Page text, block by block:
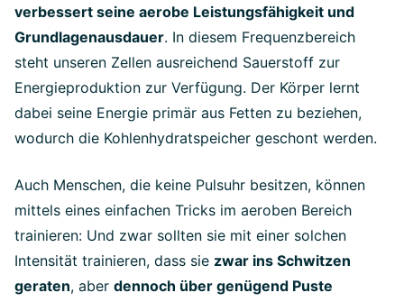
verbessert seine aerobe Leistungsfähigkeit und
Grundlagenausdauer. In diesem Frequenzbereich
steht unseren Zellen ausreichend Sauerstoff zur
Energieproduktion zur Verfügung. Der Körper lernt
dabei seine Energie primär aus Fetten zu beziehen,
wodurch die Kohlenhydratspeicher geschont werden.
Auch Menschen, die keine Pulsuhr besitzen, können
mittels eines einfachen Tricks im aeroben Bereich
trainieren: Und zwar sollten sie mit einer solchen
Intensität trainieren, dass sie zwar ins Schwitzen
geraten, aber dennoch über genügend Puste